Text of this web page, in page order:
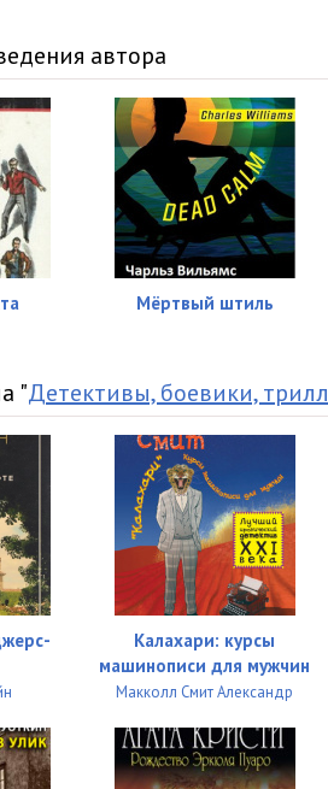
автора
Мёртвый штиль
"Детективы, боевики,
Калахари: курсы
машинописи для мужчин
Макколл Смит Александр